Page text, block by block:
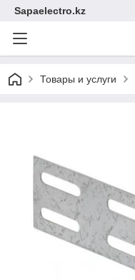
Sapaelectro.kz
Товары и услуги